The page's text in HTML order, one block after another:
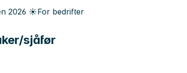
2026 ☀️For bedrifter
sjåfør